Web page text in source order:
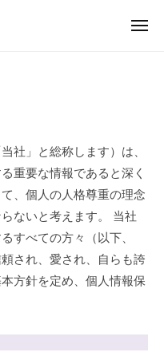
メ
社」と総称します）は、
重要な情報であると深く
、個人の人格尊重の理念
ないと考えます。 当社
すべての方々（以下、
され、愛され、自らも誇
方針を定め、個人情報保